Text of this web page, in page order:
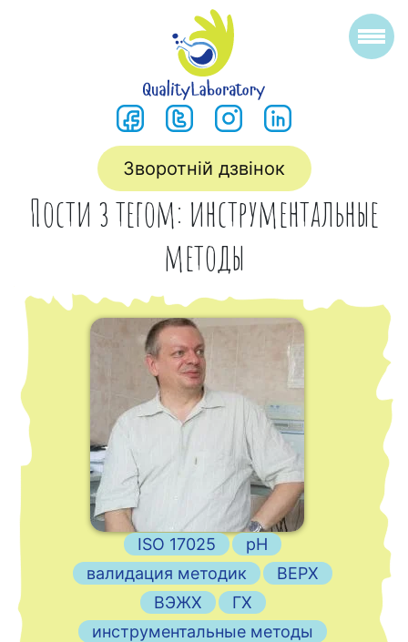
Зворотній дзвінок
Пости з тегом: инструментальные
методы
ISO 17025
pH
валидация методик
ВЕРХ
ВЭЖХ
ГХ
инструментальные методы